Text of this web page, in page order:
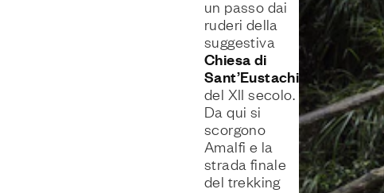
un passo dai
ruderi della
suggestiva
Chiesa di
Sant’Eustachio
del XII secolo.
Da qui si
scorgono
Amalfi e la
strada finale
del trekking